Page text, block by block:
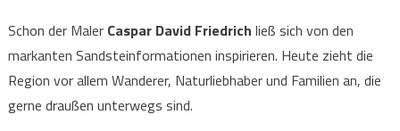
Schon der Maler Caspar David Friedrich ließ sich von den
markanten Sandsteinformationen inspirieren. Heute zieht die
Region vor allem Wanderer, Naturliebhaber und Familien an, die
gerne draußen unterwegs sind.